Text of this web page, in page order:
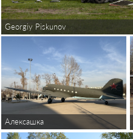
Georgiy Piskunov
Алексашка